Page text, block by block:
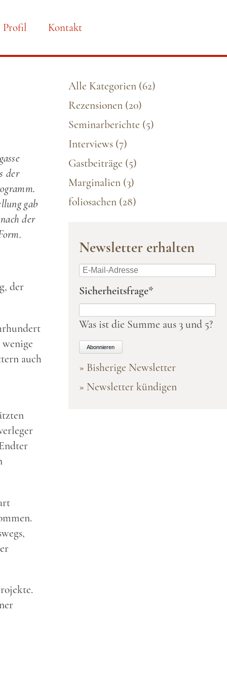
Profil Kontakt
der
gab
der
der
auch
Alle Kategorien (62)
Rezensionen (20)
Seminarberichte (5)
Interviews (7)
Gastbeiträge (5)
Marginalien (3)
foliosachen (28)
Newsletter erhalten
E-
Mail-
Pflichtfeld
Sicherheitsfrage*
Was ist die Summe aus 3 und 5?
Abonnieren
» Bisherige Newsletter
» Newsletter kündigen